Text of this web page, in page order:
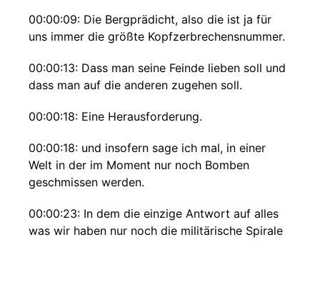
00:00:09: Die Bergprädicht, also die ist ja für
uns immer die größte Kopfzerbrechensnummer.
00:00:13: Dass man seine Feinde lieben soll und
dass man auf die anderen zugehen soll.
00:00:18: Eine Herausforderung.
00:00:18: und insofern sage ich mal, in einer
Welt in der im Moment nur noch Bomben
geschmissen werden.
00:00:23: In dem die einzige Antwort auf alles
was wir haben nur noch die militärische Spirale